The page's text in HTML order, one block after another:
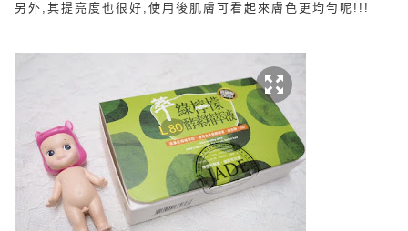
另外,其提亮度也很好,使用後肌膚可看起來膚色更均勻呢!!!